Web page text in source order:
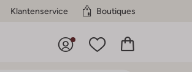
Klantenservice Boutiques